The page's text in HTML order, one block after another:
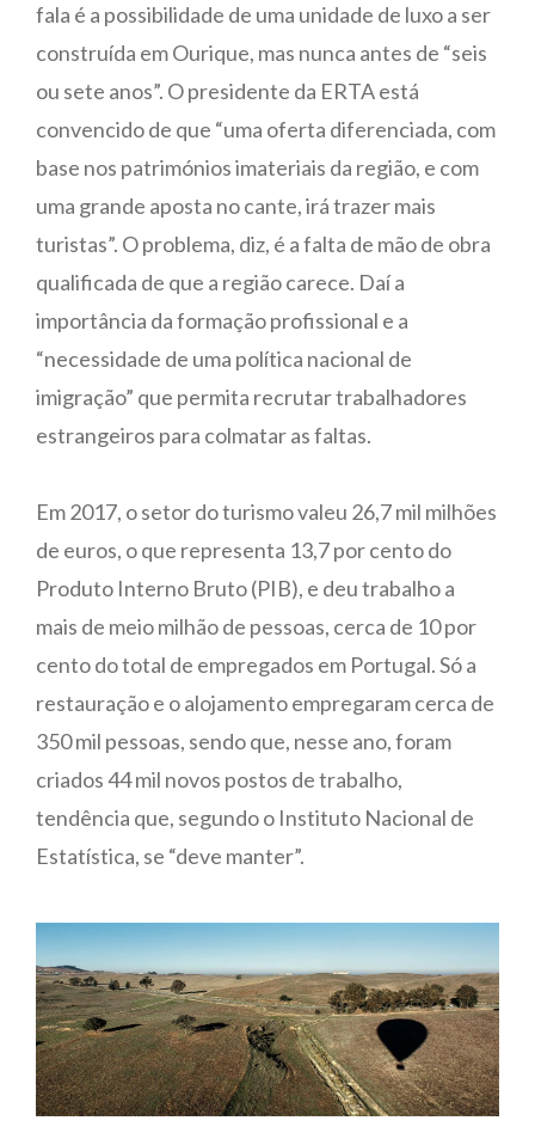
fala é a possibilidade de uma unidade de luxo a ser
construída em Ourique, mas nunca antes de “seis
ou sete anos”. O presidente da ERTA está
convencido de que “uma oferta diferenciada, com
base nos patrimónios imateriais da região, e com
uma grande aposta no cante, irá trazer mais
turistas”. O problema, diz, é a falta de mão de obra
qualificada de que a região carece. Daí a
importância da formação profissional e a
“necessidade de uma política nacional de
imigração” que permita recrutar trabalhadores
estrangeiros para colmatar as faltas.
Em 2017, o setor do turismo valeu 26,7 mil milhões
de euros, o que representa 13,7 por cento do
Produto Interno Bruto (PIB), e deu trabalho a
mais de meio milhão de pessoas, cerca de 10 por
cento do total de empregados em Portugal. Só a
restauração e o alojamento empregaram cerca de
350 mil pessoas, sendo que, nesse ano, foram
criados 44 mil novos postos de trabalho,
tendência que, segundo o Instituto Nacional de
Estatística, se “deve manter”.